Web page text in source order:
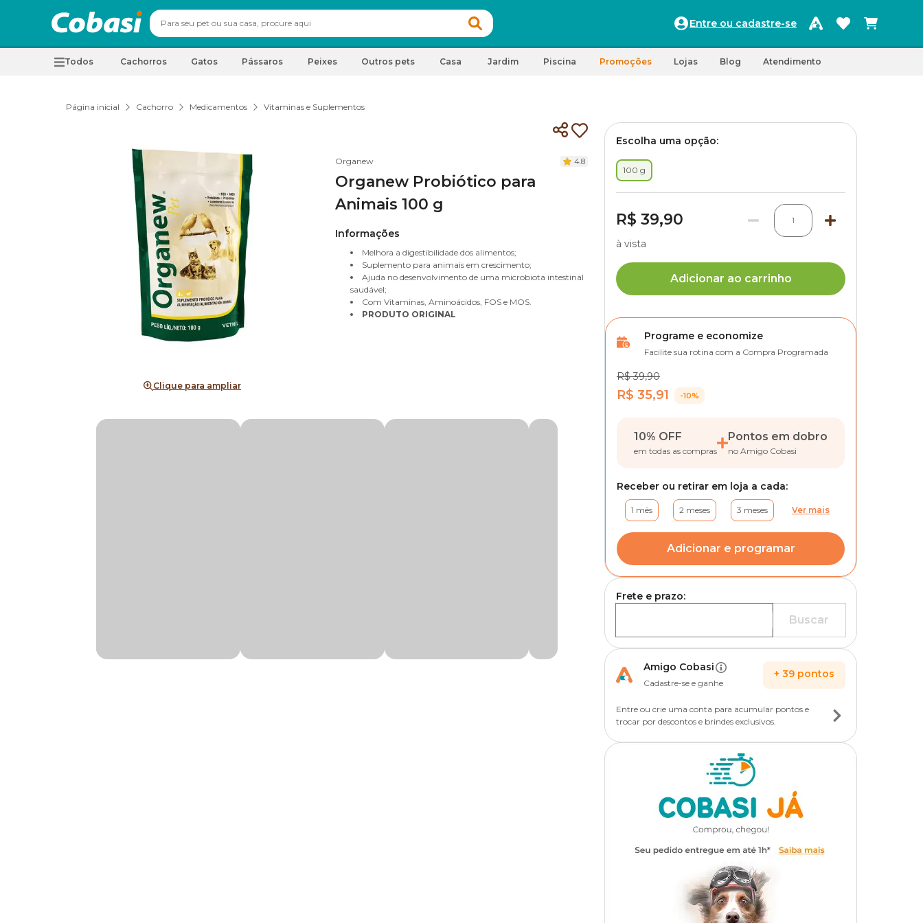
Entre ou cadastre-se
Todos Cachorros Gatos Pássaros Peixes Outros pets Casa Jardim Piscina Promoções Lojas Blog Atendimento
Página inicial Cachorro Medicamentos Vitaminas e Suplementos
Clique para ampliar
Organew 4.8
Organew Probiótico para
Animais 100 g
Informações
Melhora a digestibilidade dos alimentos;
Suplemento para animais em crescimento;
Ajuda no desenvolvimento de uma microbiota intestinal
saudável;
Com Vitaminas, Aminoácidos, FOS e MOS.
PRODUTO ORIGINAL
Escolha uma opção:
100 g
R$ 39,90 1
à vista
Adicionar ao carrinho
Programe e economize
Facilite sua rotina com a Compra Programada
R$ 39,90
R$ 35,91 -10%
10% OFF
em todas as compras
Pontos em dobro
no Amigo Cobasi
Receber ou retirar em loja a cada:
1 mês 2 meses 3 meses Ver mais
Adicionar e programar
Frete e prazo:
Buscar
Amigo Cobasi
Cadastre-se e ganhe
+ 39 pontos
Entre ou crie uma conta para acumular pontos e
trocar por descontos e brindes exclusivos.